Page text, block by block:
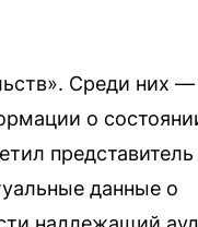
Среди них —
о
данные о